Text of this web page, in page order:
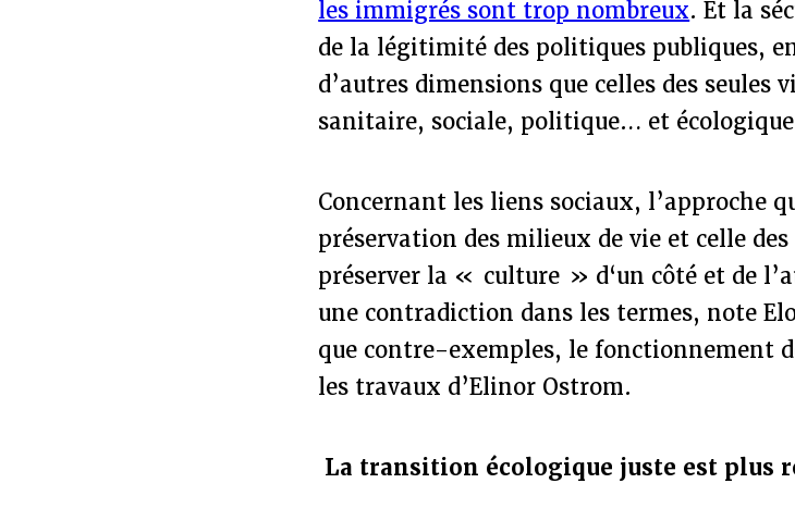
les immigrés sont trop nombreux. Et la
de la légitimité des politiques publiques,
d’autres dimensions que celles des seules
sanitaire, sociale, politique… et
Concernant les liens sociaux, l’approche
préservation des milieux de vie et celle
préserver la « culture » d‘un côté et de
une contradiction dans les termes, note
que contre-exemples, le fonctionnement
les travaux d’Elinor Ostrom.
La transition écologique juste est plus